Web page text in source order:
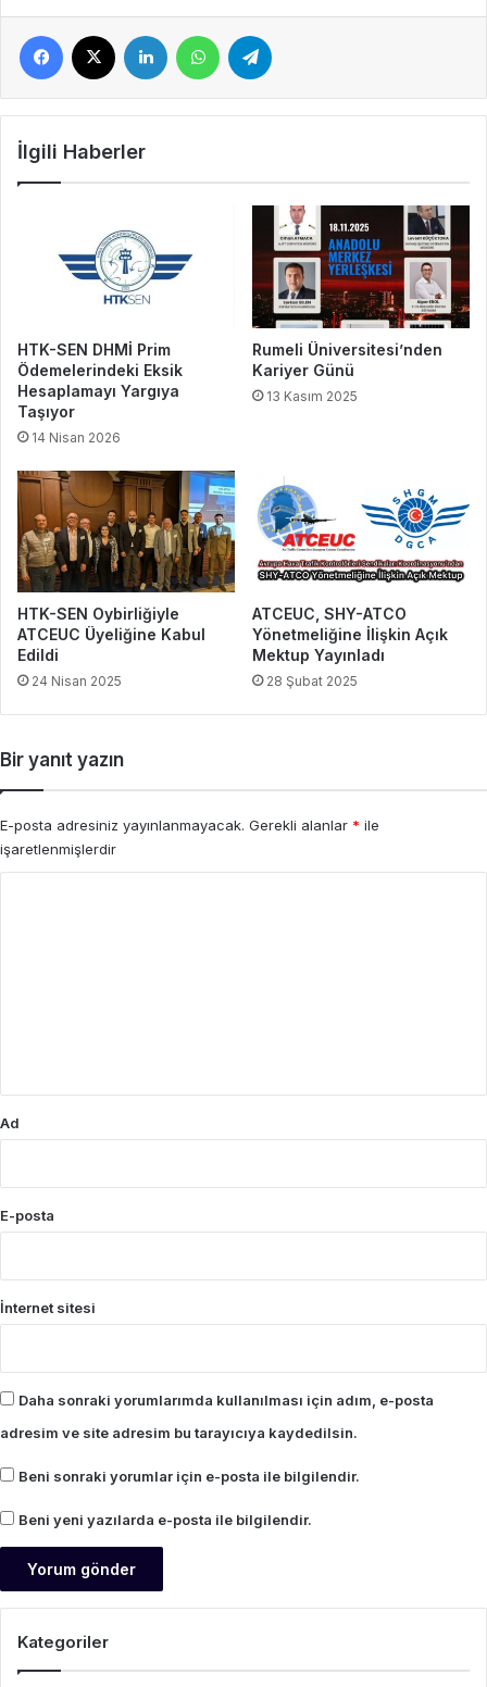
Facebook LinkedIn WhatsApp
İlgili Haberler
HTK-SEN DHMİ Prim
Ödemelerindeki Eksik
Hesaplamayı Yargıya
Taşıyor
14 Nisan 2026
Rumeli Üniversitesi’nden
Kariyer Günü
13 Kasım 2025
HTK-SEN Oybirliğiyle
ATCEUC Üyeliğine Kabul
Edildi
24 Nisan 2025
ATCEUC, SHY-ATCO
Yönetmeliğine İlişkin Açık
Mektup Yayınladı
28 Şubat 2025
Bir yanıt yazın
E-posta adresiniz yayınlanmayacak. Gerekli alanlar * ile
işaretlenmişlerdir
Ad
E-posta
İnternet sitesi
Daha sonraki yorumlarımda kullanılması için adım, e-posta
adresim ve site adresim bu tarayıcıya kaydedilsin.
Beni sonraki yorumlar için e-posta ile bilgilendir.
Beni yeni yazılarda e-posta ile bilgilendir.
Kategoriler